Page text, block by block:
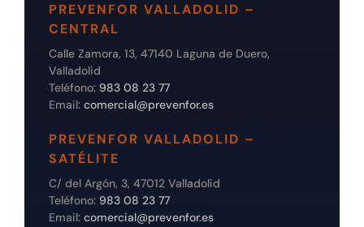
PREVENFOR VALLADOLID –
CENTRAL
Calle Zamora, 13, 47140 Laguna de Duero,
Valladolid
Teléfono: 983 08 23 77
Email: comercial@prevenfor.es
PREVENFOR VALLADOLID –
SATÉLITE
C/ del Argón, 3, 47012 Valladolid
Teléfono: 983 08 23 77
Email: comercial@prevenfor.es